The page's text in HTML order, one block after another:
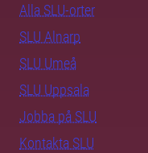
Alla SLU-orter
SLU Alnarp
SLU Umeå
SLU Uppsala
Jobba på SLU
Kontakta SLU